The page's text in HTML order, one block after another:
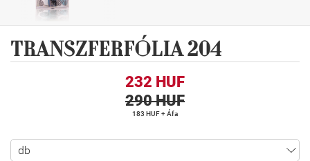
TRANSZFERFÓLIA 204
232 HUF
290 HUF
183 HUF + Áfa